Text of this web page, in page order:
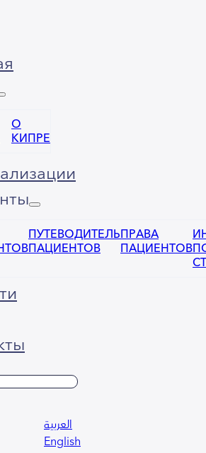
О
КИПРЕ
ПУТЕВОДИТЕЛЬ
ПАЦИЕНТОВ
ПРАВА
ПАЦИЕНТОВ
العربية
English